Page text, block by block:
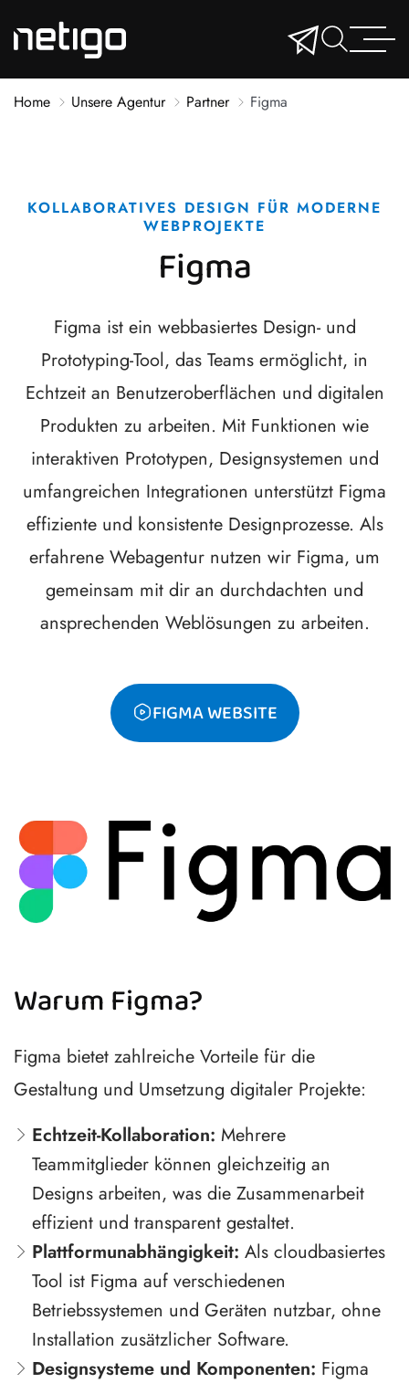
Home Unsere Agentur Partner Figma
KOLLABORATIVES DESIGN FÜR MODERNE
WEBPROJEKTE
Figma
Figma ist ein webbasiertes Design- und
Prototyping-Tool, das Teams ermöglicht, in
Echtzeit an Benutzeroberflächen und digitalen
Produkten zu arbeiten. Mit Funktionen wie
interaktiven Prototypen, Designsystemen und
umfangreichen Integrationen unterstützt Figma
effiziente und konsistente Designprozesse. Als
erfahrene Webagentur nutzen wir Figma, um
gemeinsam mit dir an durchdachten und
ansprechenden Weblösungen zu arbeiten.
FIGMA WEBSITE
Warum Figma?
Figma bietet zahlreiche Vorteile für die
Gestaltung und Umsetzung digitaler Projekte:
Echtzeit-Kollaboration: Mehrere
Teammitglieder können gleichzeitig an
Designs arbeiten, was die Zusammenarbeit
effizient und transparent gestaltet.
Plattformunabhängigkeit: Als cloudbasiertes
Tool ist Figma auf verschiedenen
Betriebssystemen und Geräten nutzbar, ohne
Installation zusätzlicher Software.
Designsysteme und Komponenten: Figma